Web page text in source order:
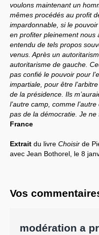
voulons maintenant un
mêmes procédés au profit
impardonnable, si le
en profiter pleinement nous
entendu de tels propos
venus. Après un
autoritarisme de gauche.
pas confié le pouvoir pour
impartiale, pour être
de la présidence. Ils
l’autre camp, comme
pas de la démocratie. Je ne
France
Extrait du livre Choisir de
avec Jean Bothorel, le 8
Vos
modération a